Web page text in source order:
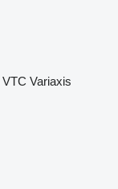
VTC Variaxis